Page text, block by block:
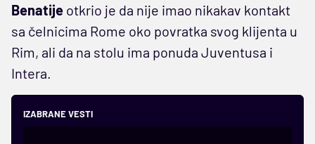
Benatije otkrio je da nije imao nikakav kontakt
sa čelnicima Rome oko povratka svog klijenta u
Rim, ali da na stolu ima ponuda Juventusa i
Intera.
IZABRANE VESTI